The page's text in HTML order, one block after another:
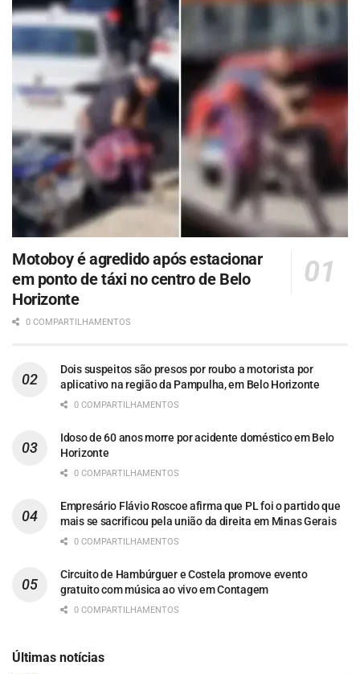
Motoboy é agredido após estacionar
em ponto de táxi no centro de Belo
Horizonte
0 COMPARTILHAMENTOS
Dois suspeitos são presos por roubo a motorista por
aplicativo na região da Pampulha, em Belo Horizonte
0 COMPARTILHAMENTOS
Idoso de 60 anos morre por acidente doméstico em Belo
Horizonte
0 COMPARTILHAMENTOS
Empresário Flávio Roscoe afirma que PL foi o partido que
mais se sacrificou pela união da direita em Minas Gerais
0 COMPARTILHAMENTOS
Circuito de Hambúrguer e Costela promove evento
gratuito com música ao vivo em Contagem
0 COMPARTILHAMENTOS
Últimas notícias